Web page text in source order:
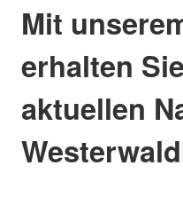
Mit
erhalten
aktuellen